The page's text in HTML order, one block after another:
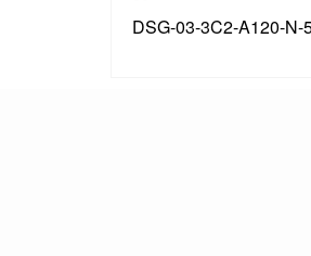
DSG-03-3C2-A120-N-